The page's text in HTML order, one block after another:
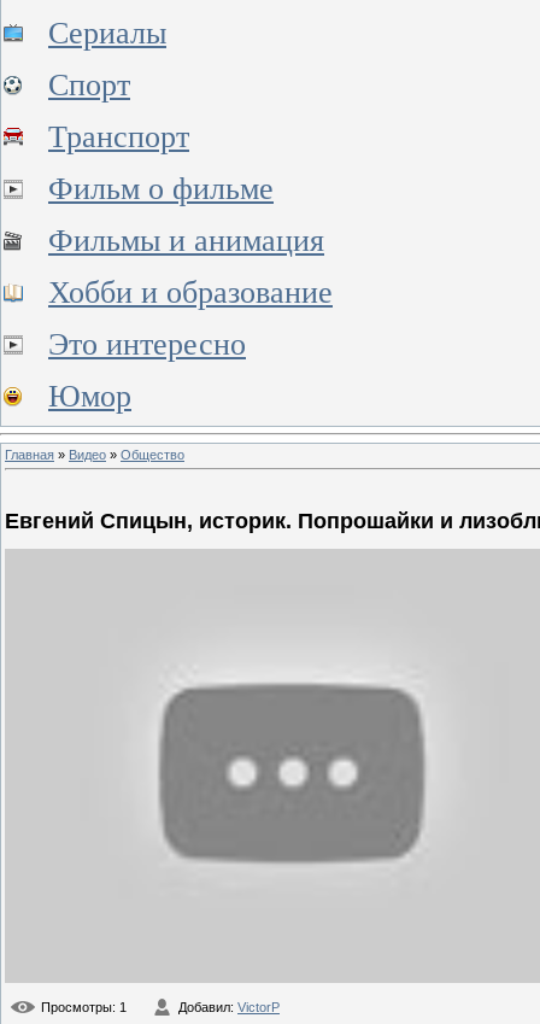
Сериалы
Спорт
Транспорт
Фильм о фильме
Фильмы и анимация
Хобби и образование
Это интересно
Юмор
Главная » Видео » Общество
Евгений Спицын, историк. Попрошайки и
Просмотры: 1 Добавил: VictorP